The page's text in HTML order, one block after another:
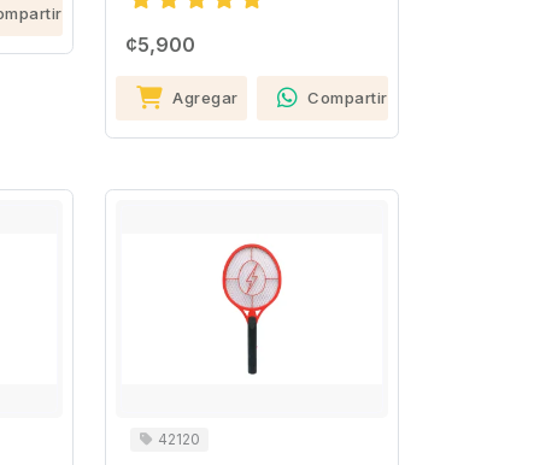
¢5,900
Agregar Compartir
42120